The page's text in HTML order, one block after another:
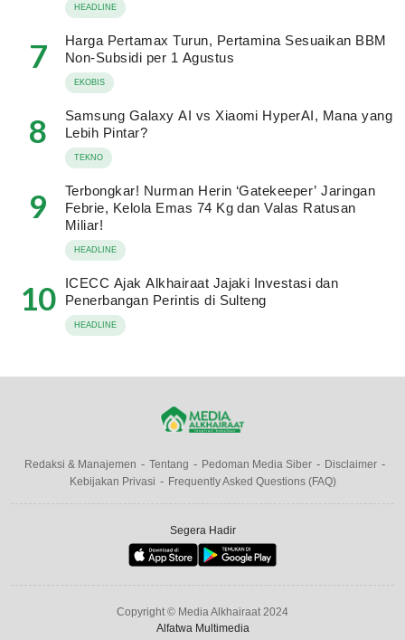
HEADLINE
7
Harga Pertamax Turun, Pertamina Sesuaikan BBM
Non-Subsidi per 1 Agustus
EKOBIS
8
Samsung Galaxy AI vs Xiaomi HyperAI, Mana yang
Lebih Pintar?
TEKNO
9
Terbongkar! Nurman Herin ‘Gatekeeper’ Jaringan
Febrie, Kelola Emas 74 Kg dan Valas Ratusan
Miliar!
HEADLINE
10
ICECC Ajak Alkhairaat Jajaki Investasi dan
Penerbangan Perintis di Sulteng
HEADLINE
Redaksi & Manajemen Tentang Pedoman Media Siber
Disclaimer
Kebijakan Privasi
Frequently Asked Questions (FAQ)
Segera Hadir
Copyright © Media Alkhairaat 2024
Alfatwa Multimedia